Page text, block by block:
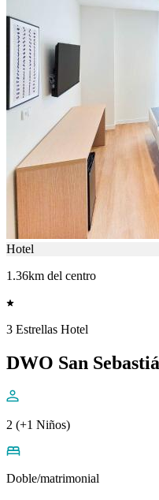
Hotel
1.36km del centro
3 Estrellas Hotel
DWO San
2 (+1 Niños)
Doble/matrimonial